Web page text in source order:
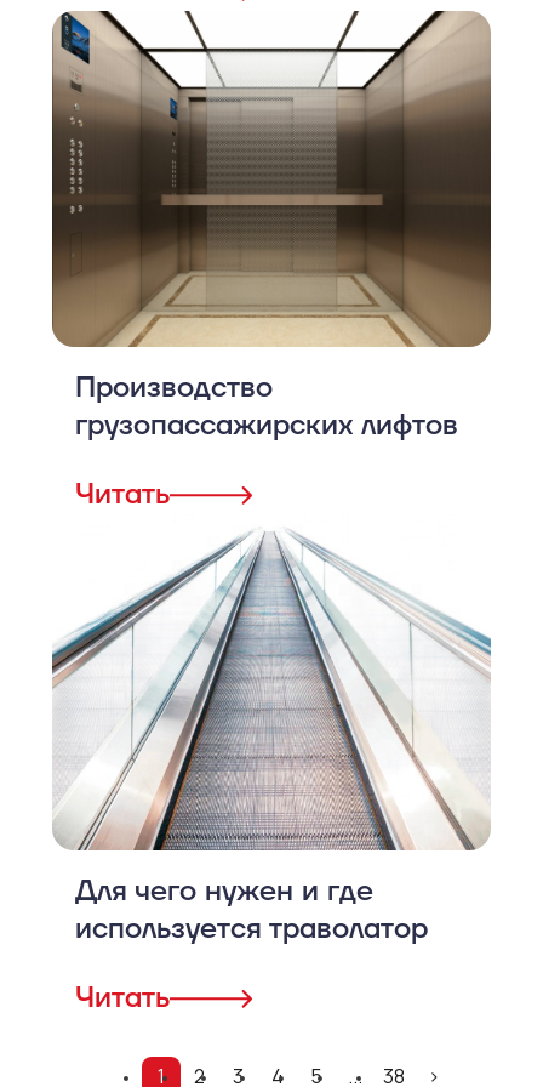
Производство
грузопассажирских лифтов
Читать
Для чего нужен и где
используется траволатор
Читать
1 2 3 4 5 ... 38 >